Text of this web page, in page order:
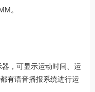
。
，可显示运动时间、运
有语音播报系统进行运